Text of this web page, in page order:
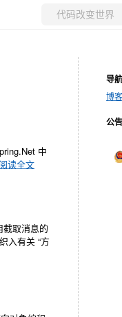
中
阅读全文
取消息的
入有关 “方
导航
博
公告